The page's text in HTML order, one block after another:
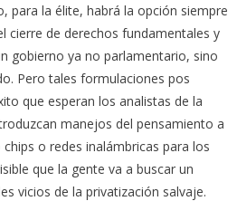
para la élite, habrá la opción siempre
cierre de derechos fundamentales y
gobierno ya no parlamentario, sino
Pero tales formulaciones pos
que esperan los analistas de la
manejos del pensamiento a
o redes inalámbricas para los
que la gente va a buscar un
vicios de la privatización salvaje.